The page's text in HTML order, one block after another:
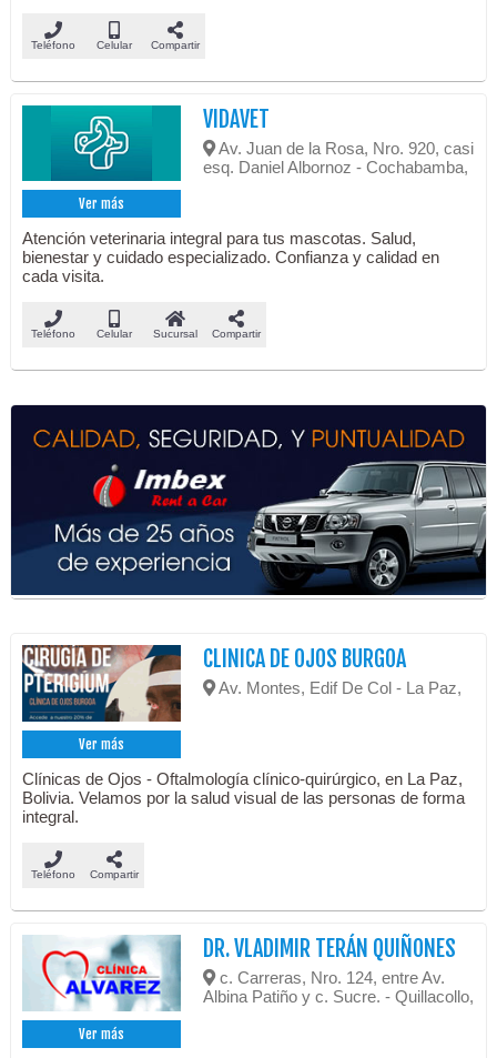
Teléfono Celular Compartir
Ver más
VIDAVET
Av. Juan de la Rosa, Nro. 920, casi
esq. Daniel Albornoz - Cochabamba,
Atención veterinaria integral para tus mascotas. Salud,
bienestar y cuidado especializado. Confianza y calidad en
cada visita.
Teléfono Celular Sucursal Compartir
Ver más
CLINICA DE OJOS BURGOA
Av. Montes, Edif De Col - La Paz,
Clínicas de Ojos - Oftalmología clínico-quirúrgico, en La Paz,
Bolivia. Velamos por la salud visual de las personas de forma
integral.
Teléfono Compartir
Ver más
DR. VLADIMIR TERÁN QUIÑONES
c. Carreras, Nro. 124, entre Av.
Albina Patiño y c. Sucre. - Quillacollo,